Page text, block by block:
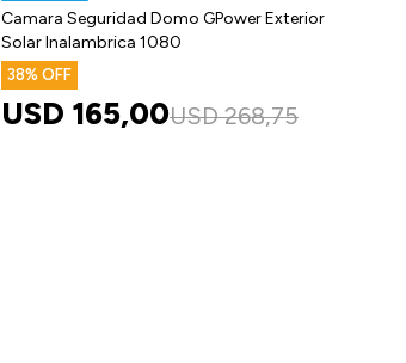
Camara Seguridad Domo GPower Exterior
Solar Inalambrica 1080
38
USD 165,00USD 268,75